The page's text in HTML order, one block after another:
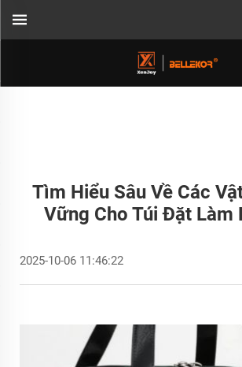
Tìm Hiểu Sâu Về Các
Vững Cho Túi Đặt Làm
2025-10-06 11:46:22